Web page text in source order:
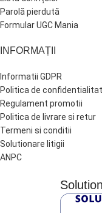
Parolă pierdută
Formular UGC Mania
INFORMAȚII
Informatii GDPR
Politica de
Regulament promotii
Politica de livrare si retur
Termeni si conditii
Solutionare litigii
ANPC